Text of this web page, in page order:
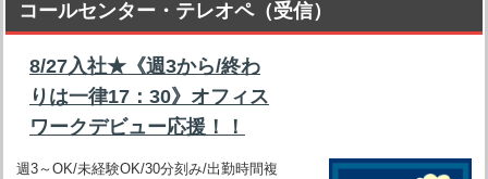
コールセンター・テレオペ（受信）
8/27入社★《週3から/終わ
りは一律17：30》オフィス
ワークデビュー応援！！
週3～OK/未経験OK/30分刻み/出勤時間複